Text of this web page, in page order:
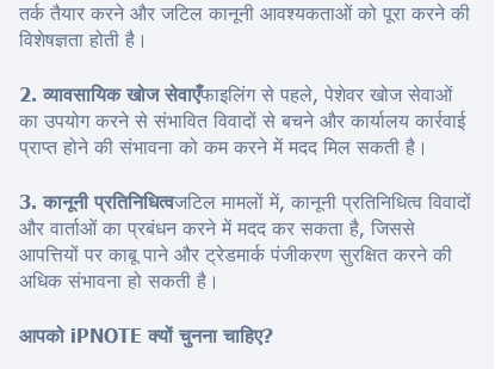
तर्क तैयार करने और जटिल कानूनी आवश्यकताओं को पूरा करने की
विशेषज्ञता होती है।
2. व्यावसायिक खोज सेवाएँफाइलिंग से पहले, पेशेवर खोज सेवाओं
का उपयोग करने से संभावित विवादों से बचने और कार्यालय कार्रवाई
प्राप्त होने की संभावना को कम करने में मदद मिल सकती है।
3. कानूनी प्रतिनिधित्वजटिल मामलों में, कानूनी प्रतिनिधित्व विवादों
और वार्ताओं का प्रबंधन करने में मदद कर सकता है, जिससे
आपत्तियों पर काबू पाने और ट्रेडमार्क पंजीकरण सुरक्षित करने की
अधिक संभावना हो सकती है।
आपको iPNOTE क्यों चुनना चाहिए?